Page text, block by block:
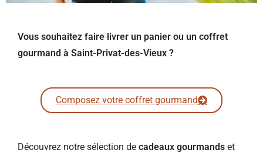
Vous souhaitez faire livrer un panier ou un coffret
gourmand à Saint-Privat-des-Vieux ?
Composez votre coffret gourmand
Découvrez notre sélection de cadeaux gourmands et